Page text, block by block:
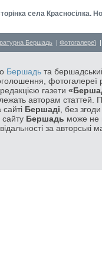
села Красносілка.
Бершадь | Фотогалереї
Бершадь та
фотогалереї
газети
авторам статтей.
Бершаді , без
сайту Бершадь може не
за авторські